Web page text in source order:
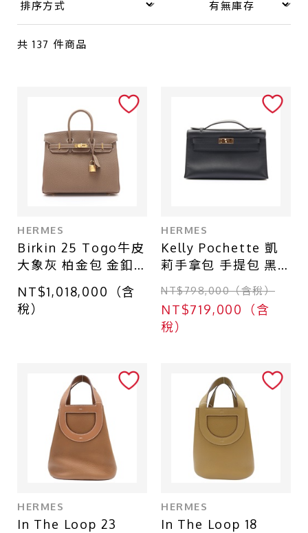
手錶
品牌珠寶
商品等級
近全新
九成新
六成新
台北 - 台北本店
台北 - 台北本店-別館
台北 - 中山店
台中 - 廣三SOGO店
台中 - 中友百貨店
共 137 件商品
HERMES
Birkin 25 Togo牛皮
大象灰 柏金包 金釦 K
刻手提包【HERMES
愛馬仕】
H041344CC
NT$1,018,000（含
稅）
HERMES
Kelly Pochette 凱
莉手拿包 手提包 黑
色 Swift牛皮 X刻 金
扣【HERMES 愛馬
仕】
NT$798,000（含稅）
NT$719,000（含
稅）
HERMES
In The Loop 23
HERMES
In The Loop 18